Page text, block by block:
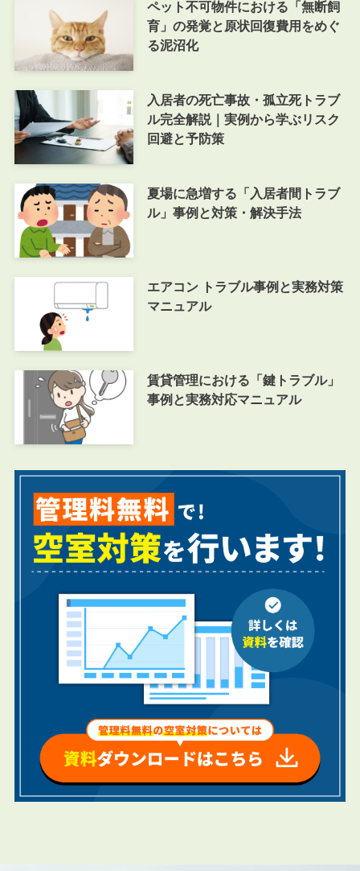
ペット不可物件における「無断飼
育」の発覚と原状回復費用をめぐ
る泥沼化
入居者の死亡事故・孤立死トラブ
ル完全解説｜実例から学ぶリスク
回避と予防策
夏場に急増する「入居者間トラブ
ル」事例と対策・解決手法
エアコン トラブル事例と実務対策
マニュアル
賃貸管理における「鍵トラブル」
事例と実務対応マニュアル